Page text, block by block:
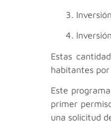
3.
4.
Estas
habitantes
Este
primer
una solicitud